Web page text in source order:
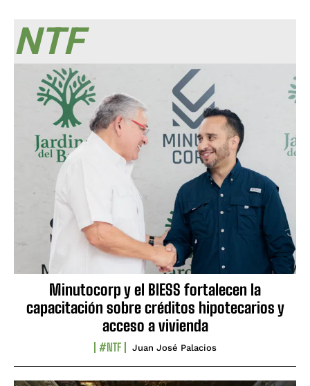
NTF
Minutocorp y el BIESS fortalecen la
capacitación sobre créditos hipotecarios y
acceso a vivienda
#NTF Juan José Palacios